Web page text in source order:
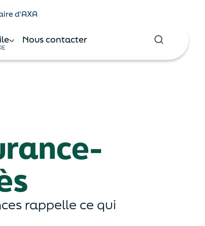
d'AXA
Nous contacter
rappelle ce qui